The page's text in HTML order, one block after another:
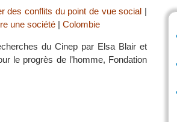
des conflits du point de vue social |
une société | Colombie
du Cinep par Elsa Blair et
le progrès de l’homme, Fondation